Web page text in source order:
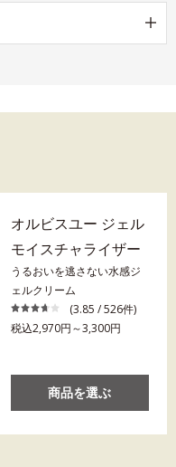
オルビスユー ジェル
モイスチャライザー
うるおいを逃さない水感ジ
ェルクリーム
(3.85 / 526件)
税込2,970円～3,300円
商品を選ぶ